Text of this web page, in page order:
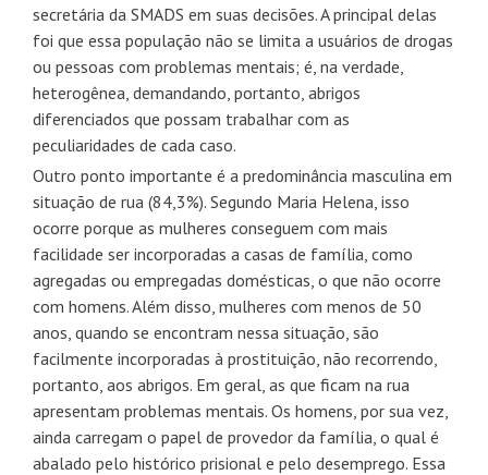
secretária da SMADS em suas decisões. A principal delas
foi que essa população não se limita a usuários de drogas
ou pessoas com problemas mentais; é, na verdade,
heterogênea, demandando, portanto, abrigos
diferenciados que possam trabalhar com as
peculiaridades de cada caso.
Outro ponto importante é a predominância masculina em
situação de rua (84,3%). Segundo Maria Helena, isso
ocorre porque as mulheres conseguem com mais
facilidade ser incorporadas a casas de família, como
agregadas ou empregadas domésticas, o que não ocorre
com homens. Além disso, mulheres com menos de 50
anos, quando se encontram nessa situação, são
facilmente incorporadas à prostituição, não recorrendo,
portanto, aos abrigos. Em geral, as que ficam na rua
apresentam problemas mentais. Os homens, por sua vez,
ainda carregam o papel de provedor da família, o qual é
abalado pelo histórico prisional e pelo desemprego. Essa